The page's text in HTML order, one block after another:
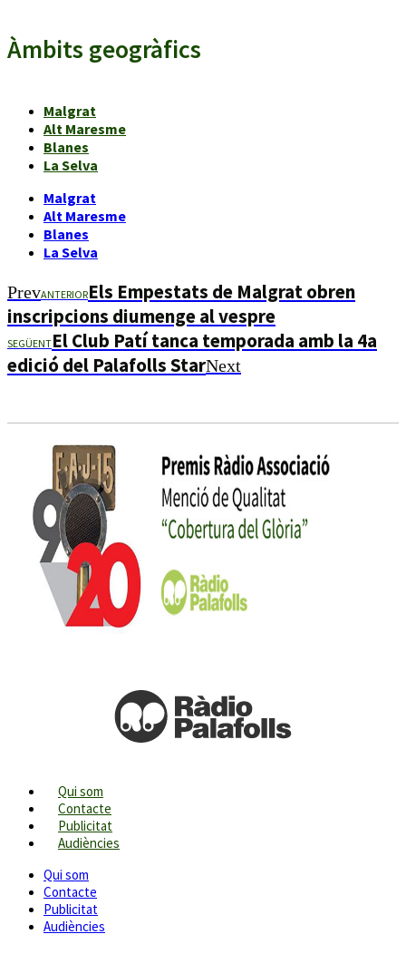
Àmbits geogràfics
Malgrat
Alt Maresme
Blanes
La Selva
Malgrat
Alt Maresme
Blanes
La Selva
PrevANTERIOREls Empestats de Malgrat obren
inscripcions diumenge al vespre
SEGÜENTEl Club Patí tanca temporada amb la 4a
edició del Palafolls StarNext
Qui som
Contacte
Publicitat
Audiències
Qui som
Contacte
Publicitat
Audiències